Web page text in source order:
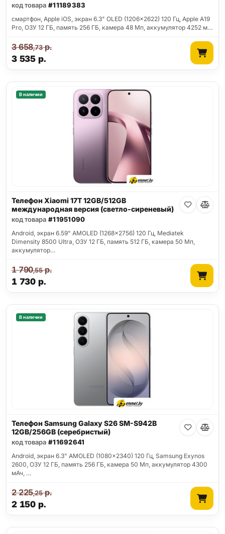
код товара #11189383
смартфон, Apple iOS, экран 6.3" OLED (1206x2622) 120 Гц, Apple A19
Pro, ОЗУ 12 ГБ, память 256 ГБ, камера 48 Мп, аккумулятор 4252 м…
3 535 р.
3 658,73р.
В наличии
Телефон Xiaomi 17T 12GB/512GB
международная версия (светло-сиреневый)
код товара #11951090
Android, экран 6.59" AMOLED (1268x2756) 120 Гц, Mediatek
Dimensity 8500 Ultra, ОЗУ 12 ГБ, память 512 ГБ, камера 50 Мп,
аккумулятор…
1 730 р.
1 790,55р.
В наличии
Телефон Samsung Galaxy S26 SM-S942B
12GB/256GB (серебристый)
код товара #11692641
Android, экран 6.3" AMOLED (1080x2340) 120 Гц, Samsung Exynos
2600, ОЗУ 12 ГБ, память 256 ГБ, камера 50 Мп, аккумулятор 4300
мАч, …
2 150 р.
2 225,25р.